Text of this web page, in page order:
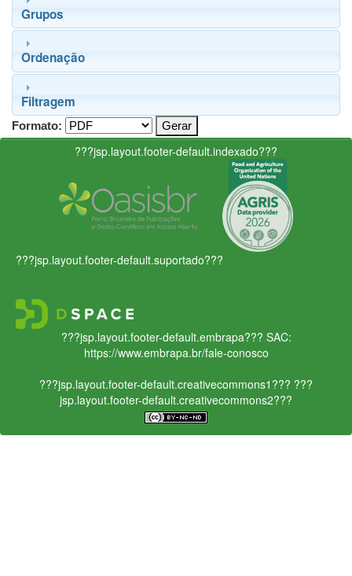
Grupos
Ordenação
Filtragem
Formato:
???jsp.layout.footer-default.indexado???
???jsp.layout.footer-default.suportado???
???jsp.layout.footer-default.embrapa??? SAC:
https://www.embrapa.br/fale-conosco
???jsp.layout.footer-default.creativecommons1??? ???
jsp.layout.footer-default.creativecommons2???